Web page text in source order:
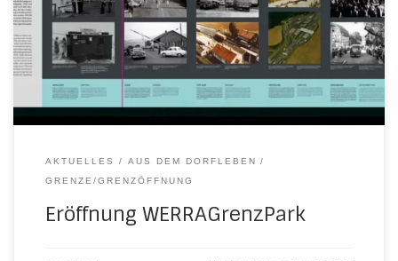
die glücklicherweise vergangene Zeit der Zonengrenze
nicht verloren geht, ist am östlichen Ortseingang nun ein
Grenz- und Demokratie-Park entstanden. Eröffnung am
Mittwoch, 22. Juni 2022 um […]
AKTUELLES
AUS DEM DORFLEBEN
GRENZE/GRENZÖFFNUNG
Eröffnung WERRAGrenzPark